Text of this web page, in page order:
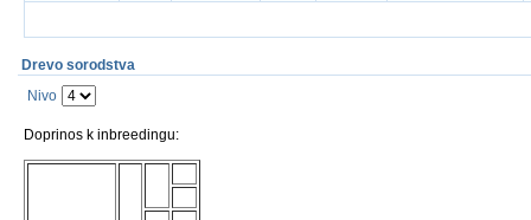
Drevo sorodstva
Nivo
Doprinos k inbreedingu: